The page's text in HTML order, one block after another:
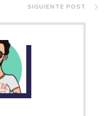
SIGUIENTE POST